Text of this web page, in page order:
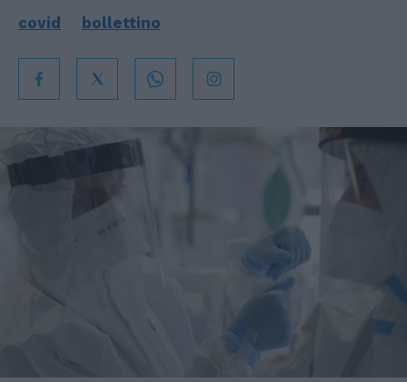
covid bollettino